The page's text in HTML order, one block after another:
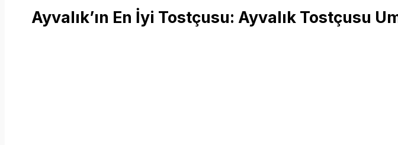
Ayvalık’ın En İyi Tostçusu: Ayvalık Tostçusu